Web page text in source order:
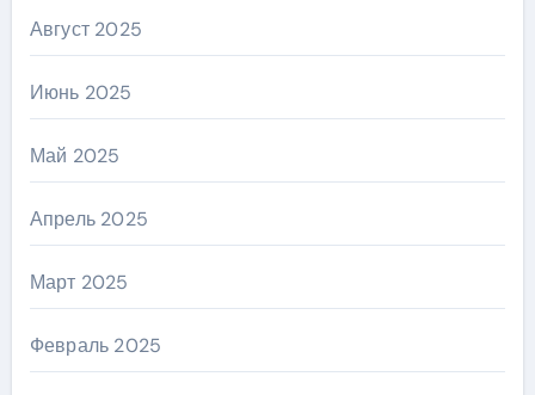
Август 2025
Июнь 2025
Май 2025
Апрель 2025
Март 2025
Февраль 2025